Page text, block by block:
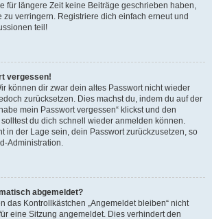
für längere Zeit keine Beiträge geschrieben haben,
verringern. Registriere dich einfach erneut und
teil!
vergessen!
können dir zwar dein altes Passwort nicht wieder
zurücksetzen. Dies machst du, indem du auf der
mein Passwort vergessen“ klickst und den
du dich schnell wieder anmelden können.
in der Lage sein, dein Passwort zurückzusetzen, so
Administration.
abgemeldet?
das Kontrollkästchen „Angemeldet bleiben“ nicht
eine Sitzung angemeldet. Dies verhindert den